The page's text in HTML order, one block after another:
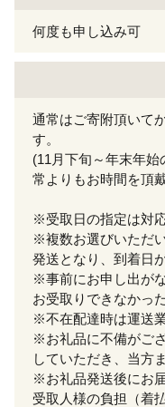
何度も申し込み可
通常はご寄附頂いて
す。
(11月下旬～年末年
常よりもお時間を頂
※受取日の指定は対
※複数お選びいただ
発送となり、到着日
※事前にお申し出が
お受取りできなかっ
※不在配達時は運送
※お礼品に不備がご
していただき、当方
※お礼品発送後にお
受取人様の負担（着